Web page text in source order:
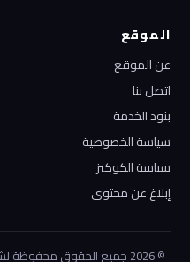
الموقع
عن الموقع
اتصل بنا
بنود الخدمة
سياسة الخصوصية
سياسة الكوكيز
إبلاغ عن محتوى